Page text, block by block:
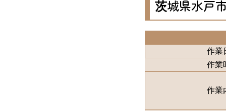
茨城県水戸
作業
作業
作業